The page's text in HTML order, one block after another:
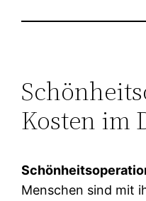
Kosten im
Menschen sind mit